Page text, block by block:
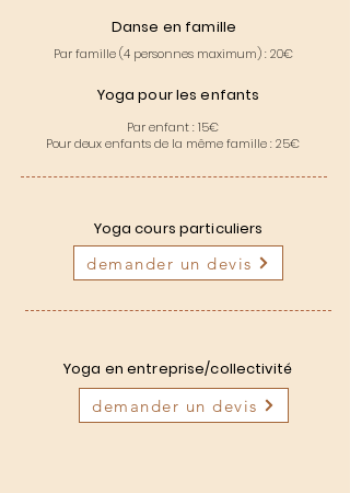
Danse en famille
Par famille(4 personnes maximum): 20€
Yoga pour les enfants
Par enfant : 15€
Pour deux enfants de la même famille : 25€
Yoga cours particuliers
demander un devis
Yoga en entreprise/collectivité
demander un devis